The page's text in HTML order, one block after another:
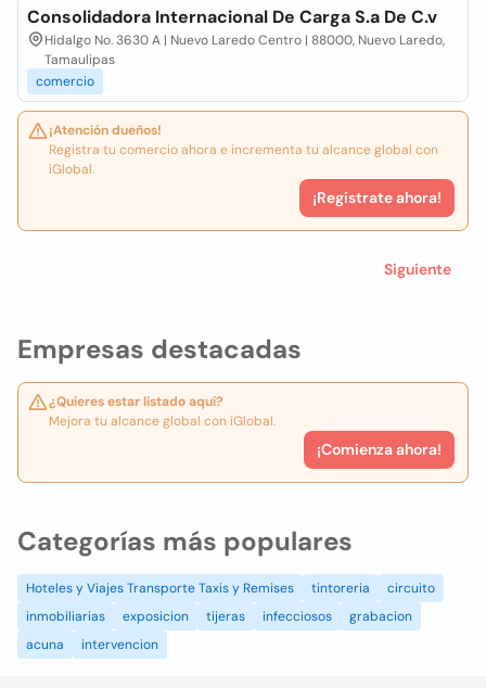
Empresas destacadas
¿Quieres estar listado aquí?
Mejora tu alcance global con iGlobal.
¡Comienza ahora!
Consolidadora Internacional De Carga S.a De C.v
Hidalgo No. 3630 A | Nuevo Laredo Centro | 88000, Nuevo Laredo,
Tamaulipas
comercio
¡Atención dueños!
Registra tu comercio ahora e incrementa tu alcance global con
iGlobal.
¡Registrate ahora!
Siguiente
Categorías más populares
Hoteles y Viajes Transporte Taxis y Remises tintoreria
circuito
inmobiliarias
exposicion tijeras infecciosos
grabacion
acuna
intervencion